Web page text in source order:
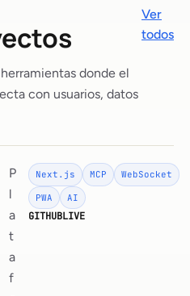
donde el
con usuarios, datos
Ver
todos
P
l
a
t
a
f
Next.js MCP WebSocket
PWA AI
GITHUBLIVE